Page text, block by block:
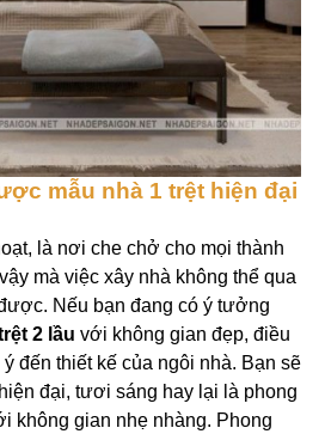
mẫu nhà 1 trệt hiện đại
là nơi che chở cho mọi thành
mà việc xây nhà không thể qua
Nếu bạn đang có ý tưởng
2 lầu với không gian đẹp, điều
đến thiết kế của ngôi nhà. Bạn sẽ
đại, tươi sáng hay lại là phong
không gian nhẹ nhàng. Phong